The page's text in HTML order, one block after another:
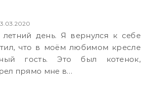
что в моём любимом кресле
гость. Это был котенок,
прямо мне в…